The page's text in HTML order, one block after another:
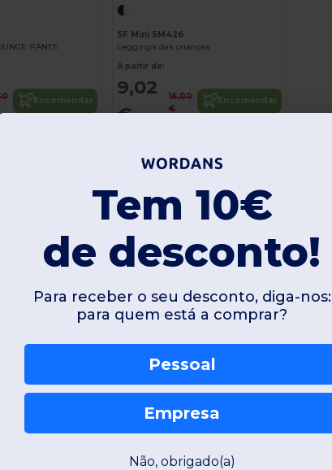
PANTS
Encomendar
SF Mini SM426
Leggings das crianças
A partir de:
9,02
€
16,00
€
Encomendar
Tem 10€
de desconto!
Para receber o seu desconto, diga-nos:
para quem está a comprar?
Pessoal
Empresa
Não, obrigado(a)